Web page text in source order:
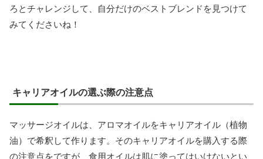
ろとチャレンジして、自分だけのベストブレンドを見つけて
みてくださいね！
キャリアオイルの選ぶ際の注意点
マッサージオイルは、アロマオイルをキャリアオイル（植物
油）で希釈して作ります。そのキャリアオイルを購入する際
の注意点をですが、食用オイルは肌に塗ってはいけないとい